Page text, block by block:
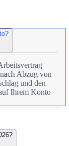
Abzug von
und den
Ihrem Konto